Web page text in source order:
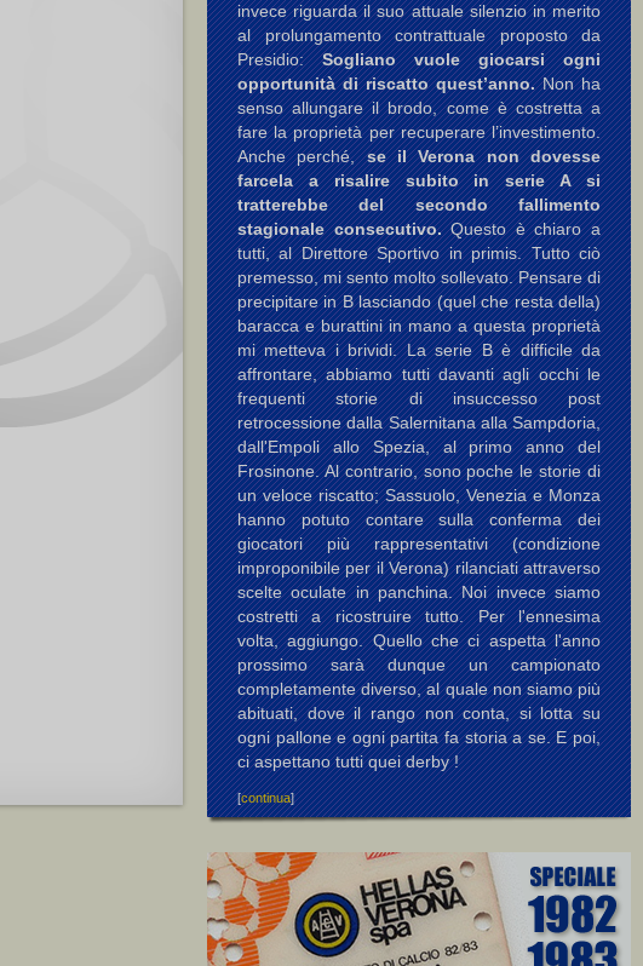
invece riguarda il suo attuale silenzio in merito
al prolungamento contrattuale proposto da
Presidio:Sogliano vuole giocarsi ogni
opportunità di riscatto quest’anno.Non ha
senso allungare il brodo, come è costretta a
fare la proprietà per recuperare l’investimento.
Anche perché,se il Verona non dovesse
farcela a risalire subito in serie A si
tratterebbe del secondo fallimento
stagionale consecutivo.Questo è chiaro a
tutti, al Direttore Sportivo in primis. Tutto ciò
premesso, mi sento molto sollevato. Pensare di
precipitare in B lasciando (quel che resta della)
baracca e burattini in mano a questa proprietà
mi metteva i brividi. La serie B è difficile da
affrontare, abbiamo tutti davanti agli occhi le
frequenti storie di insuccesso post
retrocessione dalla Salernitana alla Sampdoria,
dall'Empoli allo Spezia, al primo anno del
Frosinone. Al contrario, sono poche le storie di
un veloce riscatto; Sassuolo, Venezia e Monza
hanno potuto contare sulla conferma dei
giocatori più rappresentativi (condizione
improponibile per il Verona) rilanciati attraverso
scelte oculate in panchina. Noi invece siamo
costretti a ricostruire tutto. Per l'ennesima
volta, aggiungo. Quello che ci aspetta l'anno
prossimo sarà dunque un campionato
completamente diverso, al quale non siamo più
abituati, dove il rango non conta, si lotta su
ogni pallone e ogni partita fa storia a se. E poi,
ci aspettano tutti quei derby !
[continua]